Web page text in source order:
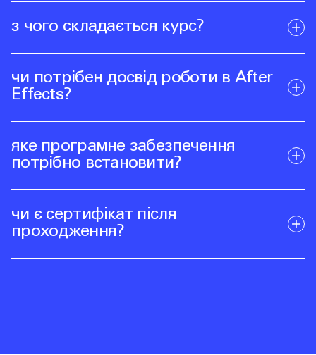
з чого складається курс?
чи потрібен досвід роботи в After
Effects?
яке програмне забезпечення
потрібно встановити?
чи є сертифікат після
проходження?